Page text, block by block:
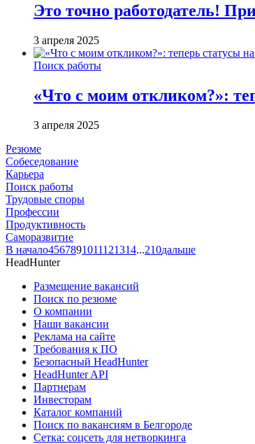
Это точно работодатель!
3 апреля 2025
Поиск работы
«Что с моим откликом?»:
3 апреля 2025
Резюме
Собеседование
Карьера
Поиск работы
Трудовые споры
Профессии
Продуктивность
Саморазвитие
В начало4567891011121314...210дальше
HeadHunter
Размещение вакансий
Поиск по резюме
О компании
Наши вакансии
Реклама на сайте
Требования к ПО
Безопасный HeadHunter
HeadHunter API
Партнерам
Инвесторам
Каталог компаний
Поиск по вакансиям в Белгороде
Сетка: соцсеть для нетворкинга